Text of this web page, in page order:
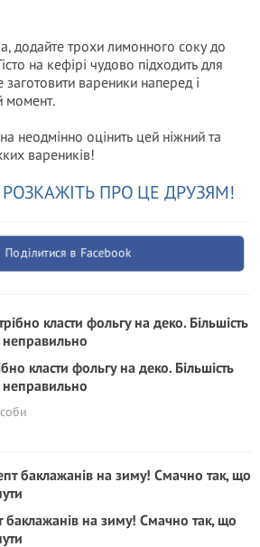
додайте трохи лимонного соку до
на кефірі чудово підходить для
вареники наперед і
момент.
неодмінно оцінить цей ніжний та
вареників!
ПРО ЦЕ ДРУЗЯМ!
Поділитися в Facebook
класти фольгу на деко. Більшість
баклажанів на зиму! Смачно так, що